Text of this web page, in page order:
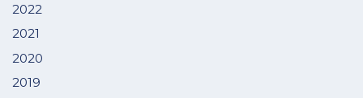
2022
2021
2020
2019